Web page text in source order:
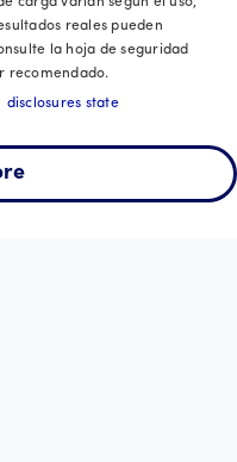
reales pueden
la hoja de seguridad
recomendado.
disclosures state